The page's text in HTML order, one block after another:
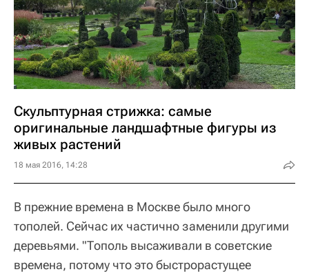
Скульптурная стрижка: самые
оригинальные ландшафтные фигуры из
живых растений
18 мая 2016, 14:28
В прежние времена в Москве было много
тополей. Сейчас их частично заменили другими
деревьями. "Тополь высаживали в советские
времена, потому что это быстрорастущее